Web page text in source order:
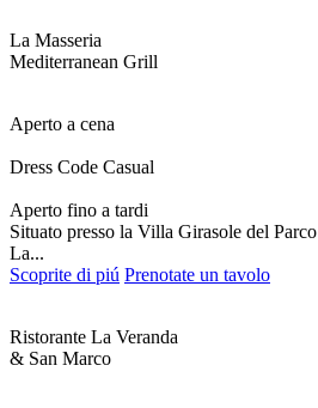
La Masseria
Mediterranean Grill
Aperto a cena
Dress Code Casual
Aperto fino a tardi
Situato presso la Villa Girasole del
La...
Scoprite di piú Prenotate un tavolo
Ristorante La Veranda
& San Marco